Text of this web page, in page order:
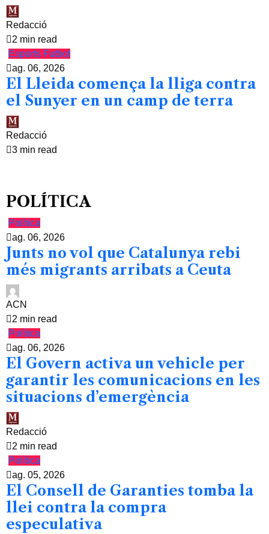
Redacció
2 min read
Esports Futbol
ag. 06, 2026
El Lleida comença la lliga contra
el Sunyer en un camp de terra
Redacció
3 min read
POLÍTICA
Política
ag. 06, 2026
Junts no vol que Catalunya rebi
més migrants arribats a Ceuta
ACN
2 min read
Política
ag. 06, 2026
El Govern activa un vehicle per
garantir les comunicacions en les
situacions d’emergència
Redacció
2 min read
Política
ag. 05, 2026
El Consell de Garanties tomba la
llei contra la compra
especulativa